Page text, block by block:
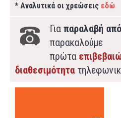
* Αναλυτικά οι χρεώσεις εδώ
Για παραλαβή
παρακαλούμε
πρώτα
διαθεσιμότητα